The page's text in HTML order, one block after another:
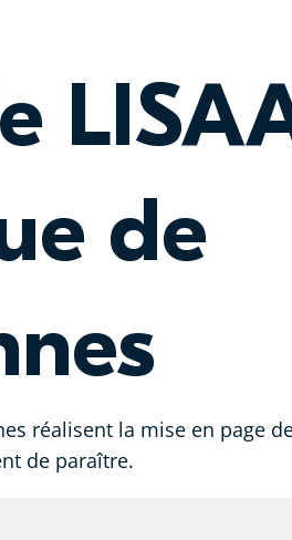
de
réalisent la mise en page
de paraître.